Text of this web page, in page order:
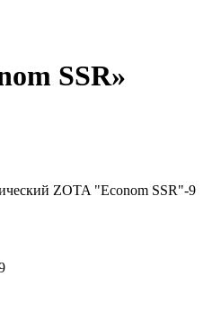
SSR»
ZOTA "Econom SSR"-9